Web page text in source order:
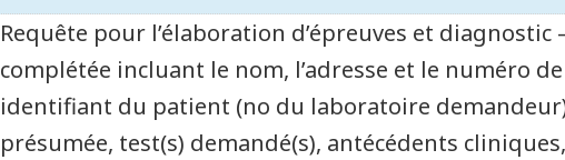
Requête pour l’élaboration d’épreuves et
complétée incluant le nom, l’adresse et le numéro
identifiant du patient (no du laboratoire
présumée, test(s) demandé(s), antécédents